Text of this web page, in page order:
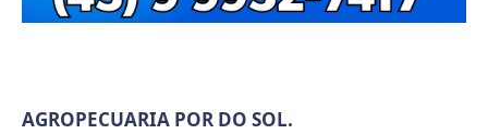
AGROPECUARIA POR DO SOL.